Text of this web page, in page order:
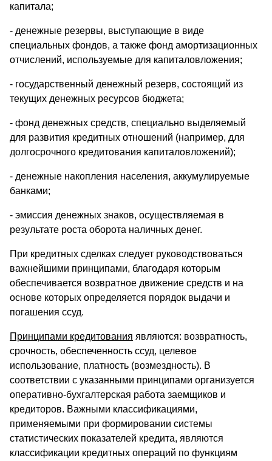
капитала;
- денежные резервы, выступающие в виде
специальных фондов, а также фонд амортизационных
отчислений, используемые для капиталовложения;
- государственный денежный резерв, состоящий из
текущих денежных ресурсов бюджета;
- фонд денежных средств, специально выделяемый
для развития кредитных отношений (например, для
долгосрочного кредитования капиталовложений);
- денежные накопления населения, аккумулируемые
банками;
- эмиссия денежных знаков, осуществляемая в
результате роста оборота наличных денег.
При кредитных сделках следует руководствоваться
важнейшими принципами, благодаря которым
обеспечивается возвратное движение средств и на
основе которых определяется порядок выдачи и
погашения ссуд.
Принципами кредитования являются: возвратность,
срочность, обеспеченность ссуд, целевое
использование, платность (возмездность). В
соответствии с указанными принципами организуется
оперативно-бухгалтерская работа заемщиков и
кредиторов. Важными классификациями,
применяемыми при формировании системы
статистических показателей кредита, являются
классификации кредитных операций по функциям